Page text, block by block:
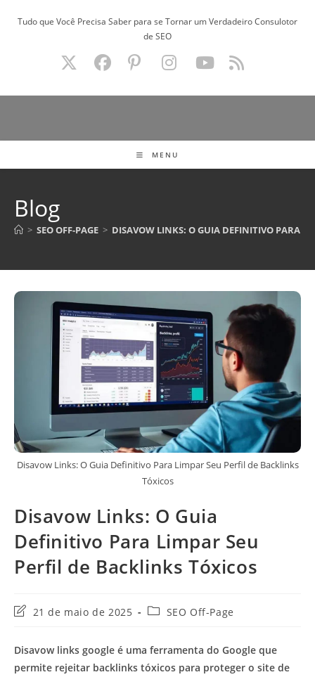
paraTudo que Você Precisa Saber para se Tornar um Verdadeiro Consulotor
de SEO
MENU
Blog
> SEO OFF-PAGE > DISAVOW LINKS: O GUIA DEFINITIVO PARA
Disavow Links: O Guia Definitivo Para Limpar Seu Perfil de Backlinks
Tóxicos
Disavow Links: O Guia
Definitivo Para Limpar Seu
Perfil de Backlinks Tóxicos
Última
post:
21 de maio de 2025
Categoria
SEO Off-Page
Disavow links google é uma ferramenta do Google que
permite rejeitar backlinks tóxicos para proteger o site de